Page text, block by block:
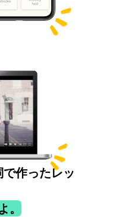
作ったレッ
。